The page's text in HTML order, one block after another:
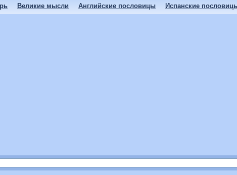
Великие мысли Английские пословицы Испанские